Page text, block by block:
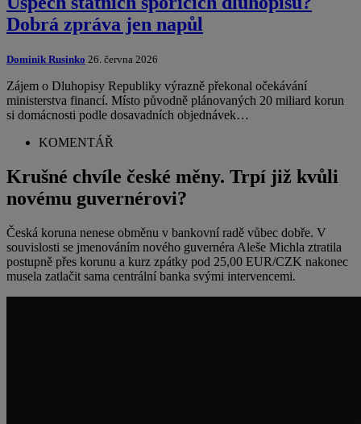
Dobrá zpráva jen napůl
Dominik Rusinko 26. června 2026
Zájem o Dluhopisy Republiky výrazně překonal očekávání
ministerstva financí. Místo původně plánovaných 20 miliard korun
si domácnosti podle dosavadních objednávek…
KOMENTÁŘ
Krušné chvíle české měny. Trpí již kvůli
novému guvernérovi?
Česká koruna nenese obměnu v bankovní radě vůbec dobře. V
souvislosti se jmenováním nového guvernéra Aleše Michla ztratila
postupně přes korunu a kurz zpátky pod 25,00 EUR/CZK nakonec
musela zatlačit sama centrální banka svými intervencemi.